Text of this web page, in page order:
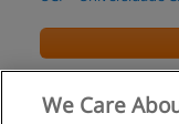
Curso:
We Care